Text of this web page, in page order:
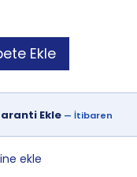
Ekle
Ekle — İtibaren
ekle